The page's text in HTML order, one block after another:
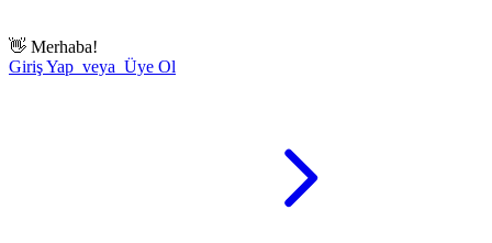
👋 Merhaba!
Giriş Yap veya Üye Ol